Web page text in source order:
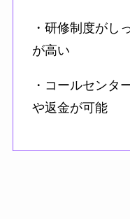
・研修制度がし
が高い
・コールセンタ
や返金が可能